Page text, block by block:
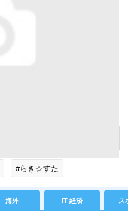
#らき☆すた
海外 IT 経済 ス